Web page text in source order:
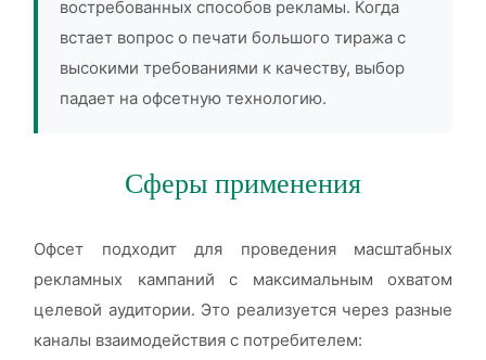
востребованных способов рекламы. Когда
встает вопрос о печати большого тиража с
высокими требованиями к качеству, выбор
падает на офсетную технологию.
Сферы применения
Офсет подходит для проведения масштабных
рекламных кампаний с максимальным охватом
целевой аудитории. Это реализуется через разные
каналы взаимодействия с потребителем: